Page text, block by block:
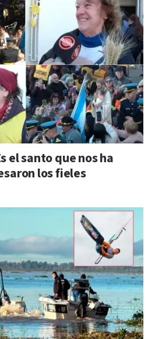
el santo que nos ha
los fieles